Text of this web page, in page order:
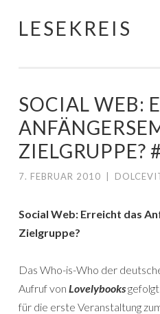
Springe
LESEKREIS
SOCIAL WEB:
ZIELGRUPPE?
7. FEBRUAR 2010
Social Web: Erreicht das
Zielgruppe?
Das Who-is-Who der
Aufruf von Lovelybooks
für die erste Veranstaltung